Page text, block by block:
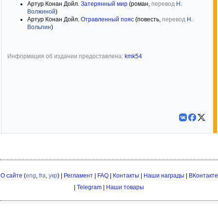
Артур Конан Дойл. Затерянный мир (роман, перевод Н.
Волжиной)
Артур Конан Дойл. Отравленный пояс (повесть, перевод Н.
Вольпин)
Информация об издании предоставлена: kmk54
О сайте (eng, fra, укр) | Регламент| FAQ| Контакты Наши награды
ВКонтакте
Telegram Наши товары